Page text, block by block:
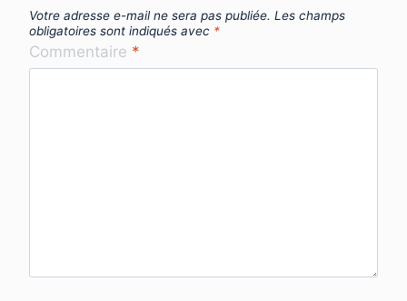
Votre adresse e-mail ne sera pas publiée. Les champs
obligatoires sont indiqués avec *
Commentaire *